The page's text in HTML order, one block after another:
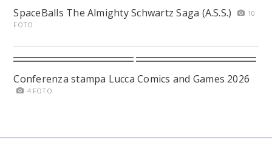
SpaceBalls The Almighty Schwartz Saga (A.S.S.)
10
FOTO
Conferenza stampa Lucca Comics and Games 2026
4 FOTO